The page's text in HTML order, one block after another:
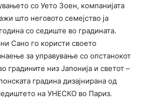
со Уето Зоен, компанијата
што неговото семејство ја
со седиште во градината.
Сано го користи своето
за управување со опстанокот
градините низ Јапонија и светот –
градина дизајнирана од
на УНЕСКО во Париз.